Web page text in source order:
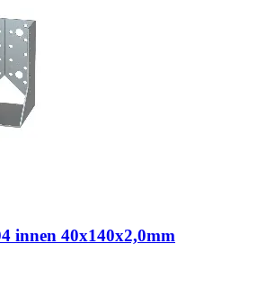
innen 40x140x2,0mm